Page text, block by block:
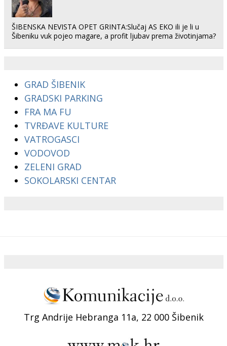
ŠIBENSKA NEVISTA OPET GRINTA:Slučaj AS EKO ili je li u
Šibeniku vuk pojeo magare, a profit ljubav prema životinjama?
GRAD ŠIBENIK
GRADSKI PARKING
FRA MA FU
TVRĐAVE KULTURE
VATROGASCI
VODOVOD
ZELENI GRAD
SOKOLARSKI CENTAR
Trg Andrije Hebranga 11a, 22 000 Šibenik